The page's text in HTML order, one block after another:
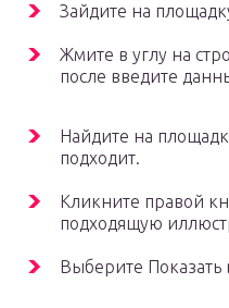
Зайдите на
Жмите в углу на
после введите
Найдите на
подходит.
Кликните правой
подходящую
Выберите